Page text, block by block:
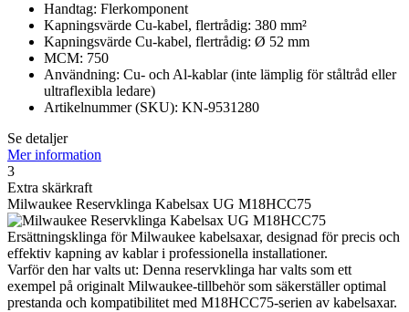
Handtag: Flerkomponent
Kapningsvärde Cu-kabel, flertrådig: 380 mm²
Kapningsvärde Cu-kabel, flertrådig: Ø 52 mm
MCM: 750
Användning: Cu- och Al-kablar (inte lämplig för ståltråd eller
ultraflexibla ledare)
Artikelnummer (SKU): KN-9531280
Se detaljer
Mer information
3
Extra skärkraft
Milwaukee Reservklinga Kabelsax UG M18HCC75
Ersättningsklinga för Milwaukee kabelsaxar, designad för precis och
effektiv kapning av kablar i professionella installationer.
Varför den har valts ut: Denna reservklinga har valts som ett
exempel på originalt Milwaukee-tillbehör som säkerställer optimal
prestanda och kompatibilitet med M18HCC75-serien av kabelsaxar.